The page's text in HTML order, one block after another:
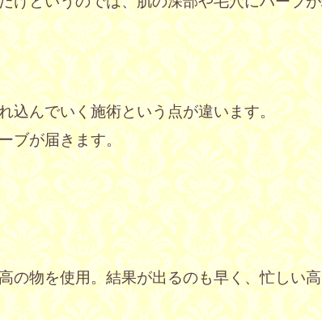
込んでいく施術という点が違います。
ブが届きます。
の物を使用。結果が出るのも早く、忙しい